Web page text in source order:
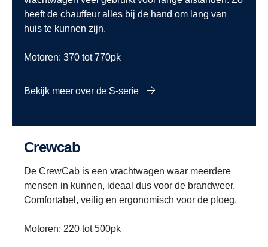
heeft de chauffeur alles bij de hand om lang van
huis te kunnen zijn.
Motoren: 370 tot 770pk
Bekijk meer over de S-serie
Crewcab
De CrewCab is een vrachtwagen waar meerdere
mensen in kunnen, ideaal dus voor de brandweer.
Comfortabel, veilig en ergonomisch voor de ploeg.
Motoren: 220 tot 500pk